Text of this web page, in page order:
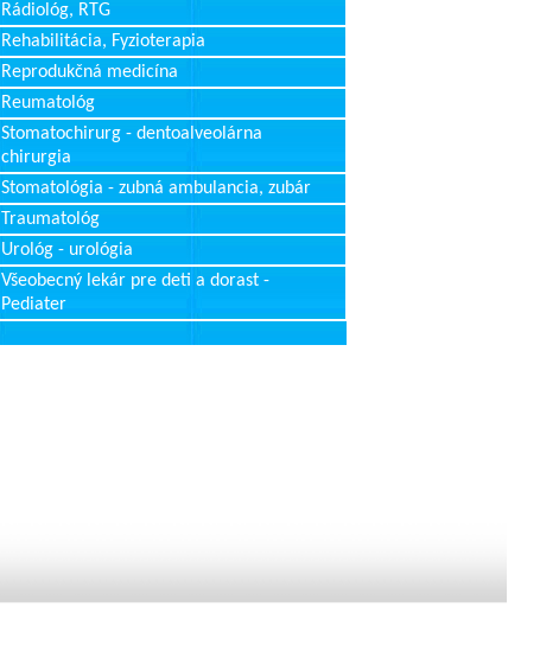
Rádiológ, RTG
Rehabilitácia, Fyzioterapia
Reprodukčná medicína
Reumatológ
Stomatochirurg - dentoalveolárna
chirurgia
Stomatológia - zubná ambulancia, zubár
Traumatológ
Urológ - urológia
Všeobecný lekár pre deti a dorast -
Pediater